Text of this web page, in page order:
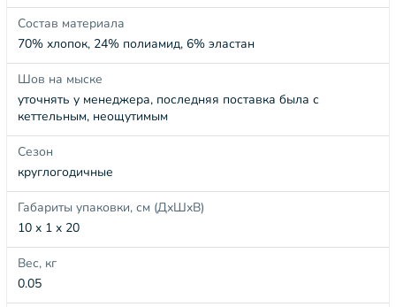
Состав материала
70% хлопок, 24% полиамид, 6% эластан
Шов на мыске
уточнять у менеджера, последняя поставка была с
кеттельным, неощутимым
Сезон
круглогодичные
Габариты упаковки, см (ДхШхВ)
10 x 1 x 20
Вес, кг
0.05